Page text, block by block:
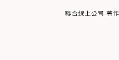
聯合線上公司 著